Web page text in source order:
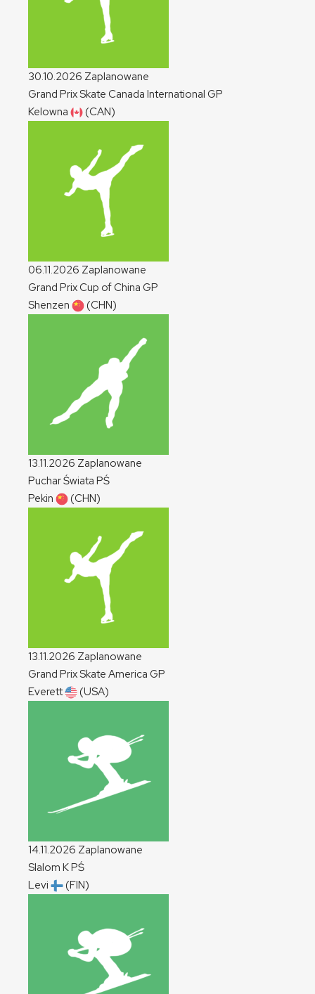
30.10.2026 Zaplanowane
Grand Prix Skate Canada International GP
Kelowna
(CAN)
06.11.2026 Zaplanowane
Grand Prix Cup of China GP
Shenzen
(CHN)
13.11.2026 Zaplanowane
Puchar Świata PŚ
Pekin
(CHN)
13.11.2026 Zaplanowane
Grand Prix Skate America GP
Everett
(USA)
14.11.2026 Zaplanowane
Slalom KPŚ
Levi
(FIN)